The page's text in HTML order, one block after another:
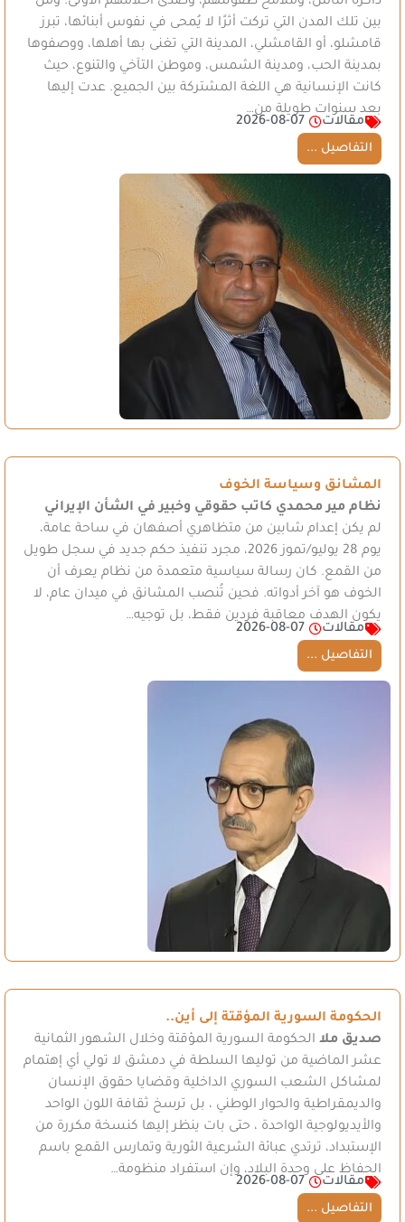
بين تلك المدن التي تركت أثرًا لا يُمحى في نفوس أبنائها، تبرز
قامشلو، أو القامشلي، المدينة التي تغنى بها أهلها، ووصفوها
بمدينة الحب، ومدينة الشمس، وموطن التآخي والتنوع، حيث
كانت الإنسانية هي اللغة المشتركة بين الجميع. عدت إليها
بعد سنوات طويلة من…
مقالات
2026-08-07
التفاصيل ...
المشانق وسياسة الخوف
نظام مير محمدي كاتب حقوقي وخبير في الشأن الإيراني
لم يكن إعدام شابين من متظاهري أصفهان في ساحة عامة،
يوم 28 يوليو/تموز 2026، مجرد تنفيذ حكم جديد في سجل طويل
من القمع. كان رسالة سياسية متعمدة من نظام يعرف أن
الخوف هو آخر أدواته. فحين تُنصب المشانق في ميدان عام، لا
يكون الهدف معاقبة فردين فقط، بل توجيه…
مقالات
2026-08-07
التفاصيل ...
الحكومة السورية المؤقتة إلى أين..
صديق ملا الحكومة السورية المؤقتة وخلال الشهور الثمانية
عشر الماضية من توليها السلطة في دمشق لا تولي أي إهتمام
لمشاكل الشعب السوري الداخلية وقضايا حقوق الإنسان
والديمقراطية والحوار الوطني ، بل ترسخ ثقافة اللون الواحد
والأيديولوجية الواحدة ، حتى بات ينظر إليها كنسخة مكررة من
الإستبداد، ترتدي عبائة الشرعية الثورية وتمارس القمع باسم
الحفاظ على وحدة البلاد، وإن استفراد منظومة…
مقالات
2026-08-07
التفاصيل ...